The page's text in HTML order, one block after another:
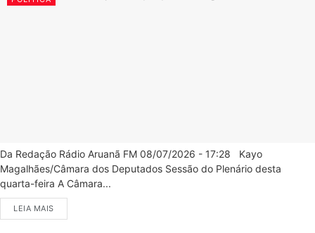
Da Redação Rádio Aruanã FM 08/07/2026 - 17:28 Kayo
Magalhães/Câmara dos Deputados Sessão do Plenário desta
quarta-feira A Câmara...
LEIA MAIS